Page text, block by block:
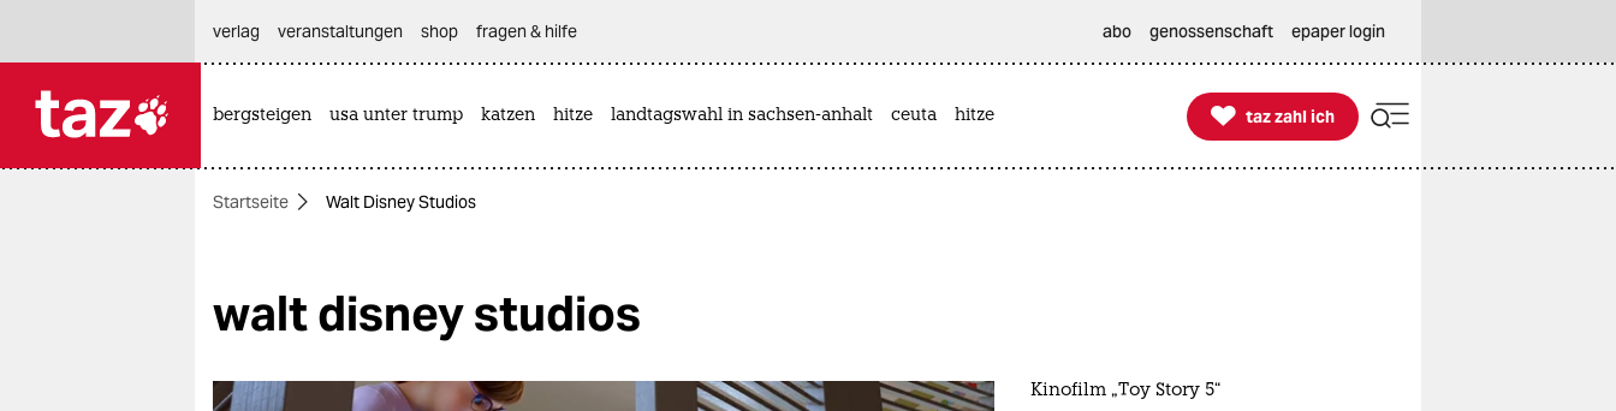
themen
öko
gesellschaft
verlag
veranstaltungen shop fragen & hilfe abo genossenschaft epaper login
bergsteigen usa unter trump katzen hitze landtagswahl in sachsen-anhalt ceuta hitze 
taz zahl ich
taz zahl ich
Startseite Walt Disney Studios
walt disney studios
Kinofilm „Toy Story 5“